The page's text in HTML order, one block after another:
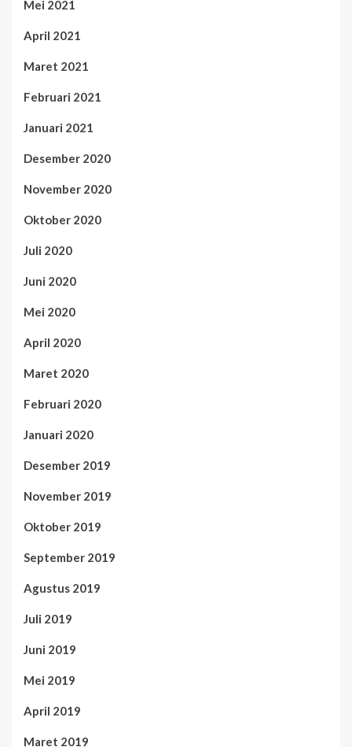
Mei 2021
April 2021
Maret 2021
Februari 2021
Januari 2021
Desember 2020
November 2020
Oktober 2020
Juli 2020
Juni 2020
Mei 2020
April 2020
Maret 2020
Februari 2020
Januari 2020
Desember 2019
November 2019
Oktober 2019
September 2019
Agustus 2019
Juli 2019
Juni 2019
Mei 2019
April 2019
Maret 2019